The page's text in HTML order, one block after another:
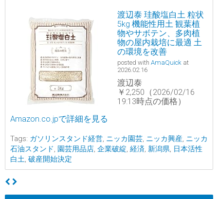
渡辺泰 珪酸塩白土 粒状
5kg 機能性用土 観葉植
物やサボテン、多肉植
物の屋内栽培に最適 土
の環境を改善
posted with AmaQuick at
2026.02.16
渡辺泰
￥2,250（2026/02/16
19:13時点の価格）
Amazon.co.jpで詳細を見る
Tags: ガソリンスタンド経営, ニッカ園芸, ニッカ興産, ニッカ
石油スタンド, 園芸用品店, 企業破綻, 経済, 新潟県, 日本活性
白土, 破産開始決定